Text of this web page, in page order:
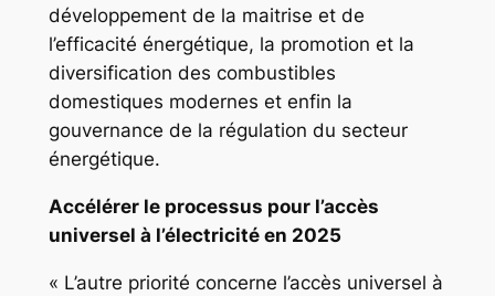
développement de la maitrise et de
l’efficacité énergétique, la promotion et la
diversification des combustibles
domestiques modernes et enfin la
gouvernance de la régulation du secteur
énergétique.
Accélérer le processus pour l’accès
universel à l’électricité en 2025
« L’autre priorité concerne l’accès universel à